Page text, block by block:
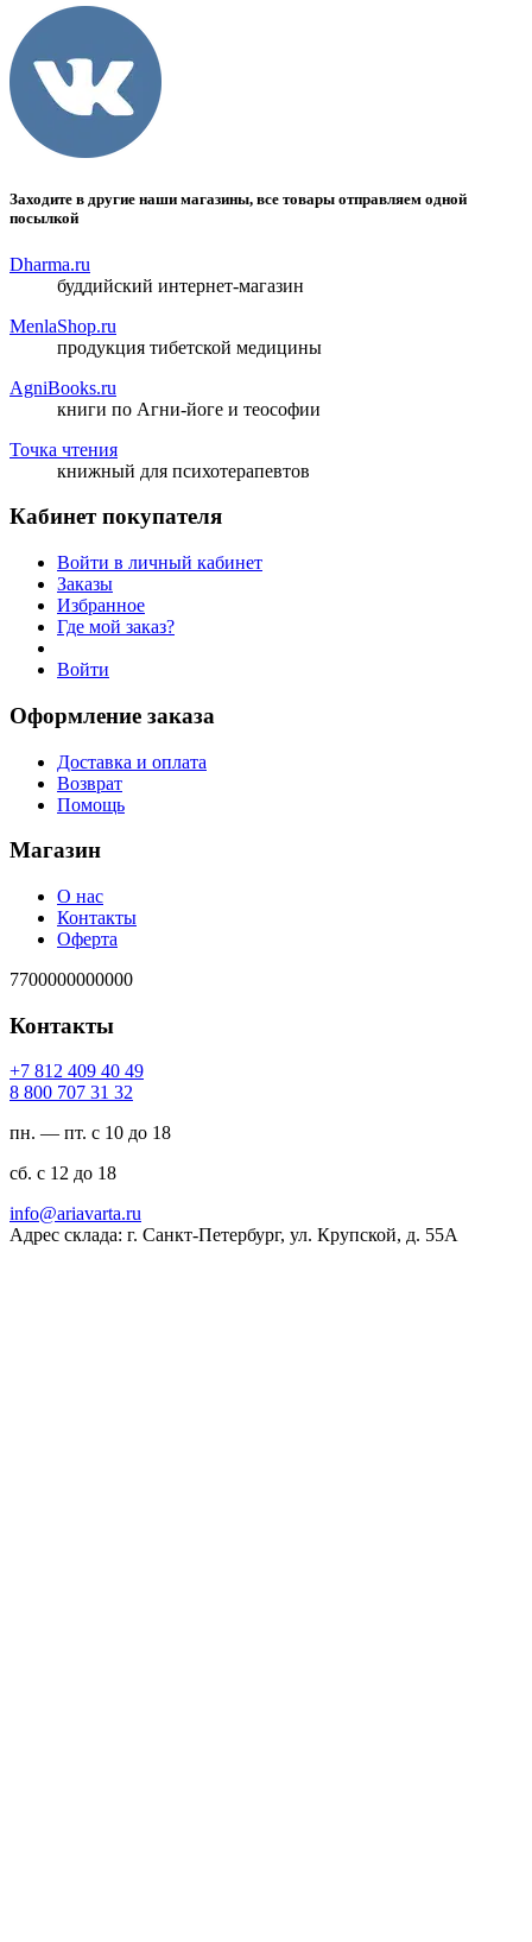
Заходите в другие наши магазины, все товары отправляем одной
посылкой
Dharma.ru
буддийский интернет-магазин
MenlaShop.ru
продукция тибетской медицины
AgniBooks.ru
книги по Агни-йоге и теософии
Точка чтения
книжный для психотерапевтов
Кабинет покупателя
Войти в личный кабинет
Заказы
Избранное
Где мой заказ?
Войти
Оформление заказа
Доставка и оплата
Возврат
Помощь
Магазин
О нас
Контакты
Оферта
7700000000000
Контакты
94 04 904 218 7+
23 13 707 008 8
пн. — пт. с 10 до 18
сб. с 12 до 18
ur.atravaira@ofni
Адрес склада: г. Санкт-Петербург, ул. Крупской, д. 55А